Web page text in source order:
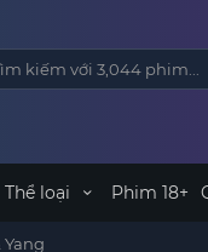
Thể loại Phim 18+